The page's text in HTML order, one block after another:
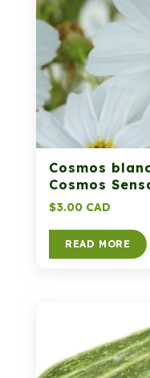
Cosmos
Cosmos
$3.00 CAD
READ MORE